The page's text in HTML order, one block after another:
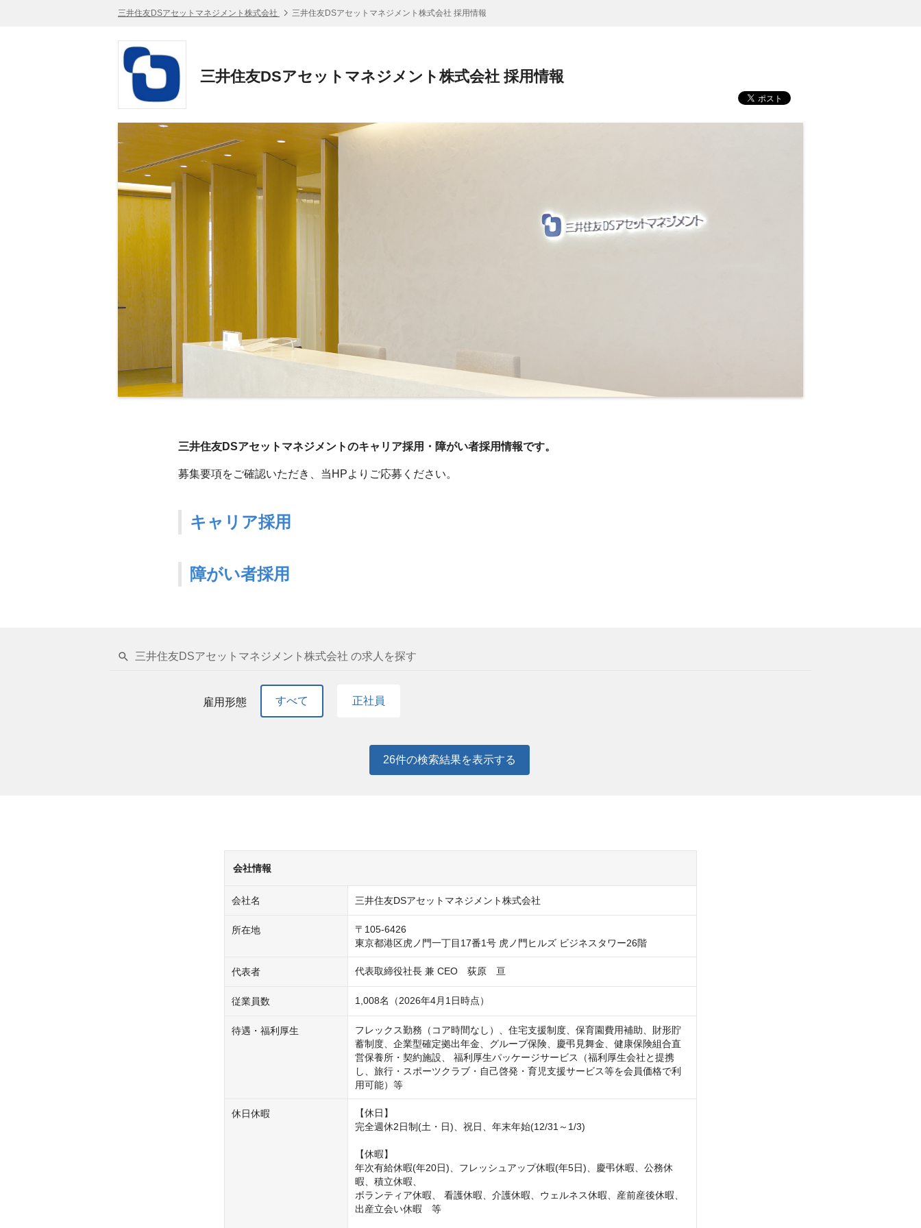
三井住友DSアセットマネジメント株式会社 三井住友DSアセットマネジメント株式会社 採用情報
三井住友DSアセットマネジメント株式会社 採用情報
三井住友DSアセットマネジメントのキャリア採用・障がい者採用情報です。
募集要項をご確認いただき、当HPよりご応募ください。
キャリア採用
障がい者採用
三井住友DSアセットマネジメント株式会社 の求人を探す
雇用形態 すべて 正社員
26件の検索結果を表示する
会社情報
会社名 三井住友DSアセットマネジメント株式会社
所在地
〒105-6426
東京都港区虎ノ門一丁目17番1号 虎ノ門ヒルズ ビジネスタワー26階
代表者 代表取締役社長 兼 CEO　荻原　亘
従業員数 1,008名（2026年4月1日時点）
待遇・福利厚生
フレックス勤務（コア時間なし）、住宅支援制度、保育園費用補助、財形貯
蓄制度、企業型確定拠出年金、グループ保険、慶弔見舞金、健康保険組合直
営保養所・契約施設、 福利厚生パッケージサービス（福利厚生会社と提携
し、旅行・スポーツクラブ・自己啓発・育児支援サービス等を会員価格で利
休日休暇
【休日】
完全週休2日制(土・日)、祝日、年末年始(12/31～1/3)
【休暇】
年次有給休暇(年20日)、フレッシュアップ休暇(年5日)、慶弔休暇、公務休
暇、積立休暇、
ボランティア休暇、 看護休暇、介護休暇、ウェルネス休暇、産前産後休暇、
出産立会い休暇　等